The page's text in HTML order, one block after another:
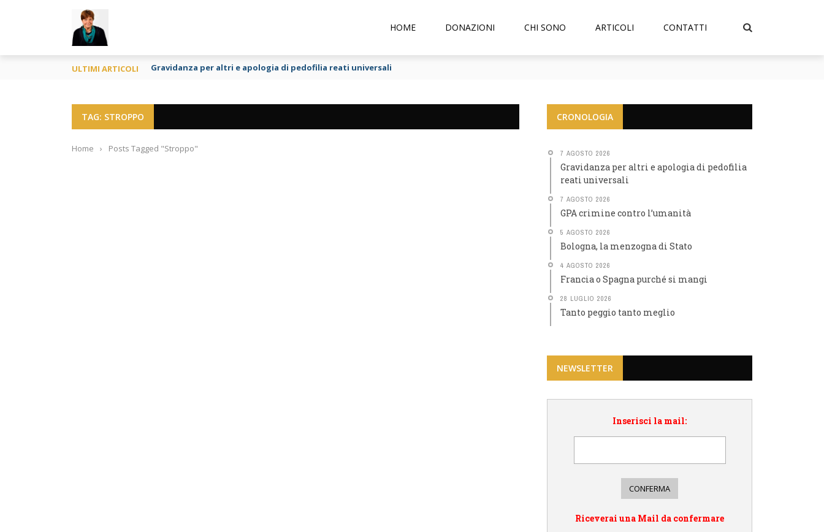
HOME DONAZIONI CHI SONO ARTICOLI CONTATTI
ULTIMI ARTICOLI Gravidanza per altri e apologia di pedofilia reati universali
TAG: STROPPO
Home › Posts Tagged "Stroppo"
CRONOLOGIA
7 AGOSTO 2026
Gravidanza per altri e apologia di pedofilia
reati universali
7 AGOSTO 2026
GPA crimine contro l’umanità
5 AGOSTO 2026
Bologna, la menzogna di Stato
4 AGOSTO 2026
Francia o Spagna purché si mangi
28 LUGLIO 2026
Tanto peggio tanto meglio
NEWSLETTER
Inserisci la mail:
Riceverai una Mail da confermare